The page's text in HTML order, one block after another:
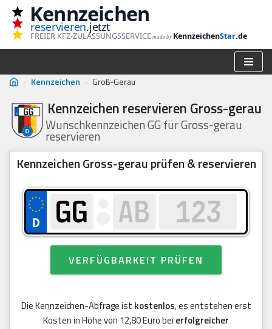
Zum
Inhalt
Kennzeichen
reservieren.jetzt
FREIER KFZ-ZULASSUNGSSERVICE made by KennzeichenStar.de
› Kennzeichen › Groß-Gerau
Kennzeichen reservieren Gross-gerau
Wunschkennzeichen GG für Gross-gerau
reservieren
Kennzeichen Gross-gerau prüfen & reservieren
VERFÜGBARKEIT PRÜFEN
Die Kennzeichen-Abfrage ist kostenlos, es entstehen erst
Kosten in Höhe von 12,80 Euro bei erfolgreicher